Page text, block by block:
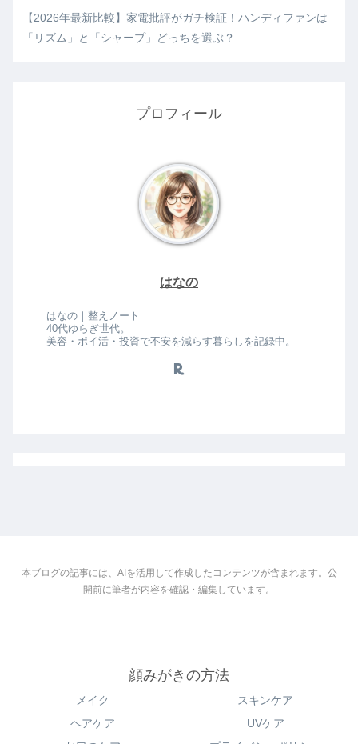
【2026年最新比較】家電批評がガチ検証！ハンディファンは
「リズム」と「シャープ」どっちを選ぶ？
プロフィール
はなの
はなの｜整えノート
40代ゆらぎ世代。
美容・ポイ活・投資で不安を減らす暮らしを記録中。
本ブログの記事には、AIを活用して作成したコンテンツが含まれます。公
開前に筆者が内容を確認・編集しています。
顔みがきの方法
メイク
スキンケア
ヘアケア
UVケア